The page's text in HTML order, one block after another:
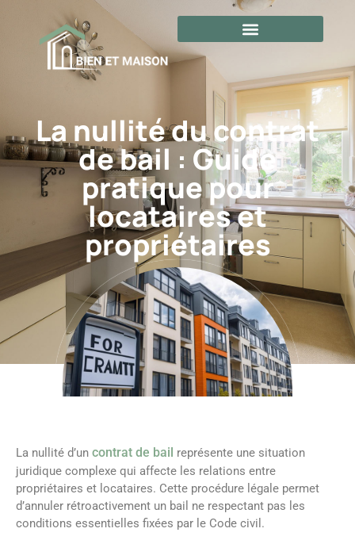
La nullité du contrat
de bail : Guide
pratique pour
locataires et
propriétaires
La nullité d’un contrat de bail représente une situation
juridique complexe qui affecte les relations entre
propriétaires et locataires. Cette procédure légale permet
d’annuler rétroactivement un bail ne respectant pas les
conditions essentielles fixées par le Code civil.